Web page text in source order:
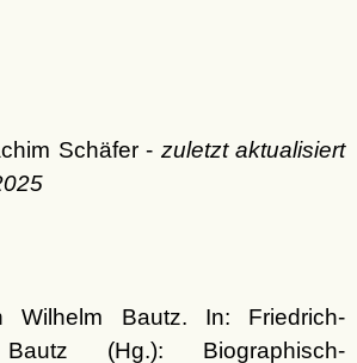
Schäfer - zuletzt aktualisiert
Wilhelm Bautz. In: Friedrich-
(Hg.): Biographisch-